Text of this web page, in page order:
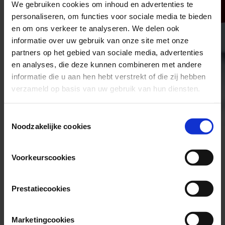
We gebruiken cookies om inhoud en advertenties te
personaliseren, om functies voor sociale media te bieden
en om ons verkeer te analyseren. We delen ook
informatie over uw gebruik van onze site met onze
partners op het gebied van sociale media, advertenties
en analyses, die deze kunnen combineren met andere
informatie die u aan hen hebt verstrekt of die zij hebben
verzameld op basis van uw gebruik van hun diensten.
Selection
Noodzakelijke cookies
Voorkeurscookies
Prestatiecookies
Marketingcookies
unieke kans om een verschil te maken in het leven van cliënten die
dat het hardst nodig hebben. Annabel, begeleider bij Wier Kliniek
Open, onderdeel van Behandelcentrum Wier, werkt dagelijks met
belicht de menselijke kant van haar werk. “Ik wil een veilige